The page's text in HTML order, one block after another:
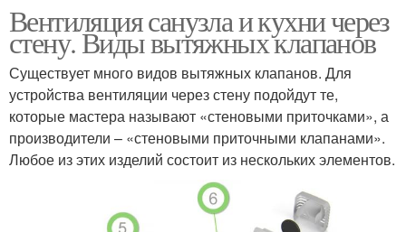
Вентиляция санузла и кухни через
стену. Виды вытяжных клапанов
Существует много видов вытяжных клапанов. Для
устройства вентиляции через стену подойдут те,
которые мастера называют «стеновыми приточками», а
производители – «стеновыми приточными клапанами».
Любое из этих изделий состоит из нескольких элементов.